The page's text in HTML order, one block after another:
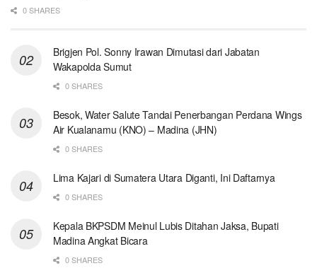
0 SHARES
Brigjen Pol. Sonny Irawan Dimutasi dari Jabatan
Wakapolda Sumut
0 SHARES
Besok, Water Salute Tandai Penerbangan Perdana Wings
Air Kualanamu (KNO) – Madina (JHN)
0 SHARES
Lima Kajari di Sumatera Utara Diganti, Ini Daftarnya
0 SHARES
Kepala BKPSDM Meinul Lubis Ditahan Jaksa, Bupati
Madina Angkat Bicara
0 SHARES